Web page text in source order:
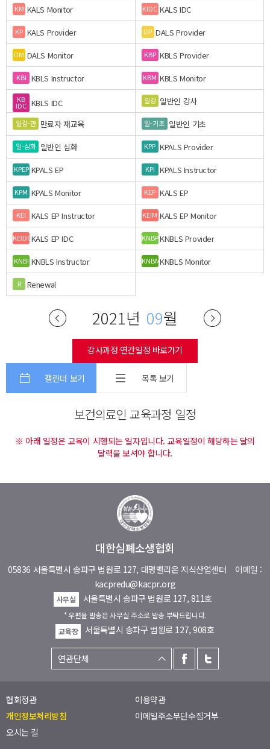
KM KALS Monitor KIDC KALS IDC
KP KALS Provider DP DALS Provider
DM DALS Monitor KBP KBLS Provider
KBI KBLS Instructor KBM KBLS Monitor
KB
IDC KBLS IDC 일강 일반인 강사
일강-만 만료자 재교육 일-기초 일반인 기초
일-심화 일반인 심화 KPP KPALS Provider
KPEP KPALS EP KPI KPALS Instructor
KPM KPALS Monitor KEP KALS EP
KEI KALS EP Instructor KEIM KALS EP Monitor
KEIDCKALS EP IDC KNBPKNBLS Provider
KNBI KNBLS Instructor KNBMKNBLS Monitor
R Renewal
2021년 09월
강사과정 연간일정 바로가기
캘린더 보기 목록 보기
보건의료인 교육과정 일정
※ 아래 일정은 교육이 시행되는 일자입니다. 교육일정이 해당하는 달의
달력을 보셔야 합니다.
대한심폐소생협회
05836 서울특별시 송파구 법원로 127, 대명벨리온 지식산업센터 이메일 :
kacpredu@kacpr.org
사무실 서울특별시 송파구 법원로 127, 811호
* 우편물 발송은 사무실 주소로 발송 부탁드립니다.
교육장
서울특별시 송파구 법원로 127, 908호
협회정관
이용약관
개인정보처리방침
이메일주소무단수집거부
오시는 길